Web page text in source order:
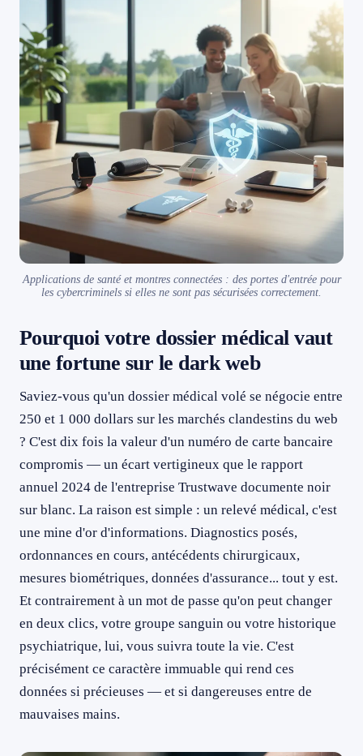
Applications de santé et montres connectées : des portes d'entrée pour
les cybercriminels si elles ne sont pas sécurisées correctement.
Pourquoi votre dossier médical vaut
une fortune sur le dark web
Saviez-vous qu'un dossier médical volé se négocie entre
250 et 1 000 dollars sur les marchés clandestins du web
? C'est dix fois la valeur d'un numéro de carte bancaire
compromis — un écart vertigineux que le rapport
annuel 2024 de l'entreprise Trustwave documente noir
sur blanc. La raison est simple : un relevé médical, c'est
une mine d'or d'informations. Diagnostics posés,
ordonnances en cours, antécédents chirurgicaux,
mesures biométriques, données d'assurance... tout y est.
Et contrairement à un mot de passe qu'on peut changer
en deux clics, votre groupe sanguin ou votre historique
psychiatrique, lui, vous suivra toute la vie. C'est
précisément ce caractère immuable qui rend ces
données si précieuses — et si dangereuses entre de
mauvaises mains.